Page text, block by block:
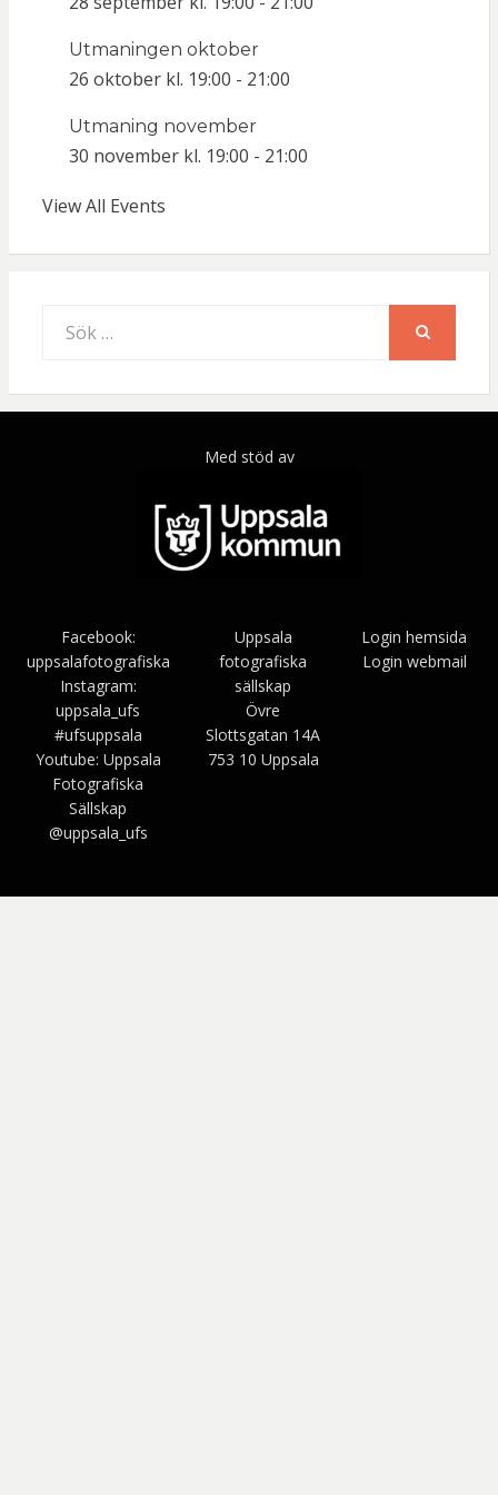
Utmaningen oktober
26 oktober kl. 19:00 - 21:00
Utmaning november
30 november kl. 19:00 - 21:00
View All Events
efter:
Med stöd av
Facebook:
uppsalafotografiska
Instagram:
uppsala_ufs
#ufsuppsala
Youtube: Uppsala
Fotografiska
Sällskap
@uppsala_ufs
Uppsala
fotografiska
sällskap
Övre
Slottsgatan 14A
753 10 Uppsala
Login hemsida
Login webmail